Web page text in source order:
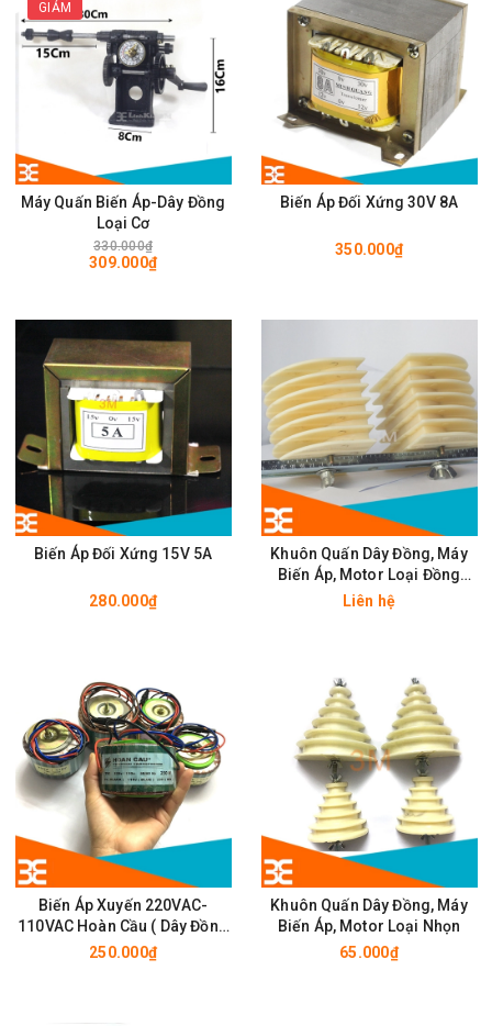
GIẢM
Máy Quấn Biến Áp-Dây Đồng
Loại Cơ
330.000₫
309.000₫
Biến Áp Đối Xứng 30V 8A
350.000₫
Biến Áp Đối Xứng 15V 5A
280.000₫
Khuôn Quấn Dây Đồng, Máy
Biến Áp, Motor Loại Đồng
Khuôn
Liên hệ
Biến Áp Xuyến 220VAC-
110VAC Hoàn Cầu ( Dây Đồng
100% )
250.000₫
Khuôn Quấn Dây Đồng, Máy
Biến Áp, Motor Loại Nhọn
65.000₫